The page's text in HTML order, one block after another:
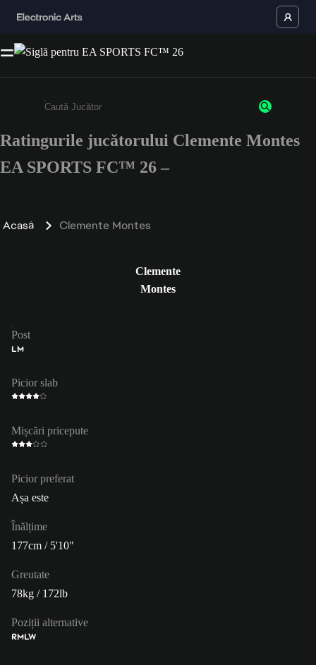
Enter a minimum of 3 characters or numbers
Ratingurile jucătorului Clemente Montes
EA SPORTS FC™ 26 –
Acasă Clemente Montes
Clemente
Montes
Post
LM
Picior slab
Mișcări pricepute
Picior preferat
Așa este
Înălțime
177cm / 5'10"
Greutate
78kg / 172lb
Poziții alternative
RMLW